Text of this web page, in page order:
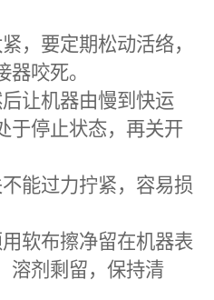
，要定期松动活络，
器咬死。
让机器由慢到快运
于停止状态，再关开
能过力拧紧，容易损
软布擦净留在机器表
溶剂剩留，保持清